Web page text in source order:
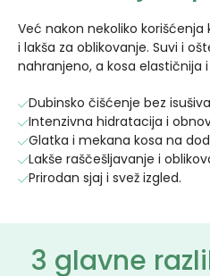
Već nakon nekoliko korišćenja
i lakša za oblikovanje. Suvi i
nahranjeno, a kosa elastičnija i
Dubinsko čišćenje bez
Intenzivna hidratacija i
Glatka i mekana kosa na
Lakše raščešljavanje i
Prirodan sjaj i svež izgled.
3 glavne